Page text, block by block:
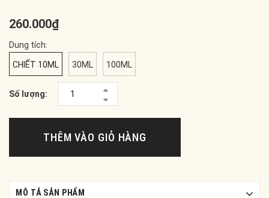
260.000₫
Dung tích:
CHIẾT 10ML 30ML 100ML
Số lượng:
THÊM VÀO GIỎ HÀNG
MÔ TẢ SẢN PHẨM